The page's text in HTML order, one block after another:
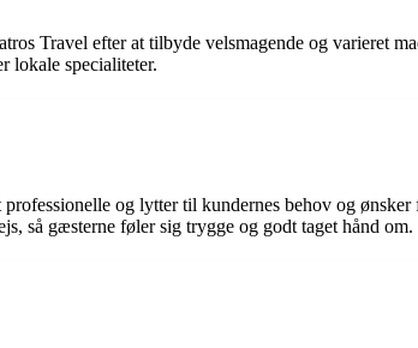
Travel efter at tilbyde velsmagende og varieret
lokale specialiteter.
og lytter til kundernes behov og ønsker
så gæsterne føler sig trygge og godt taget hånd om.